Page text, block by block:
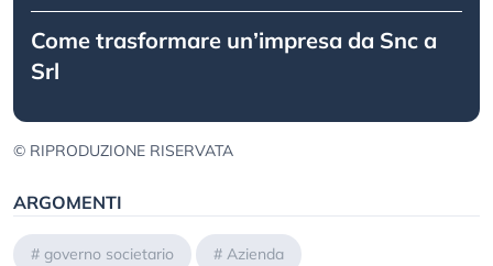
Come trasformare un’impresa da Snc a
Srl
© RIPRODUZIONE RISERVATA
ARGOMENTI
# governo societario # Azienda